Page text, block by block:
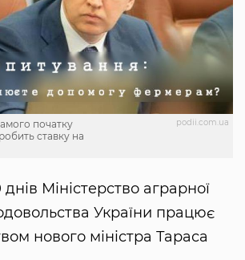
podii.com.ua
початку
ставку на
Міністерство аграрної
України працює
нового міністра Тараса